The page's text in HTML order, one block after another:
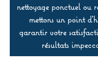
nettoyage ponctuel ou
mettons un point
garantir votre
résultats